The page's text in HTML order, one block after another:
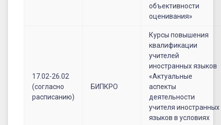
объективности
оценивания»
17.02-26.02
(согласно
расписанию)
БИПКРО
Курсы повышения
квалификации
учителей
иностранных языков
«Актуальные
аспекты
деятельности
учителя иностранных
языков в условиях